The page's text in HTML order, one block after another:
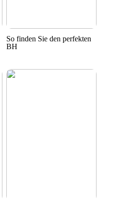
So finden Sie den perfekten
BH